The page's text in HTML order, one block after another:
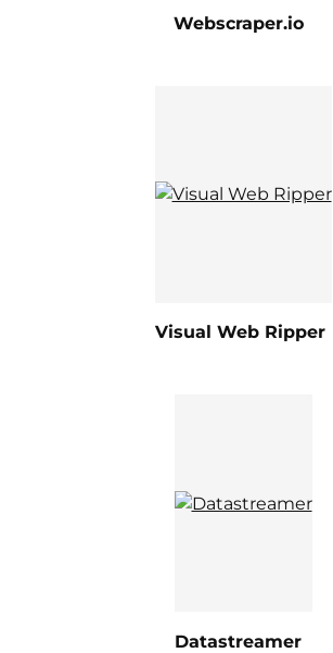
Webscraper.io
Visual Web Ripper
Datastreamer